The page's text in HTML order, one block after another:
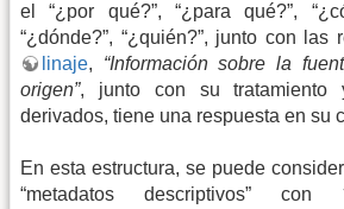
el “¿por qué?”, “¿para qué?”,
“¿dónde?”, “¿quién?”, junto con las
linaje, “Información sobre la
origen”, junto con su tratamiento
derivados, tiene una respuesta en su
En esta estructura, se puede
“metadatos descriptivos” con